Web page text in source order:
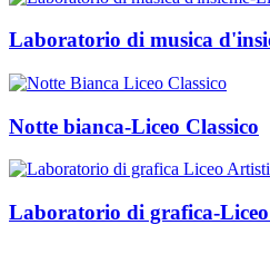
Laboratorio di musica
Notte bianca-Liceo Classico
Laboratorio di grafica-